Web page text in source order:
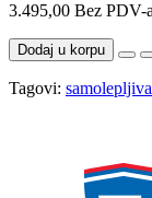
3.495,00 Bez PDV-
Dodaj u korpu
Tagovi: